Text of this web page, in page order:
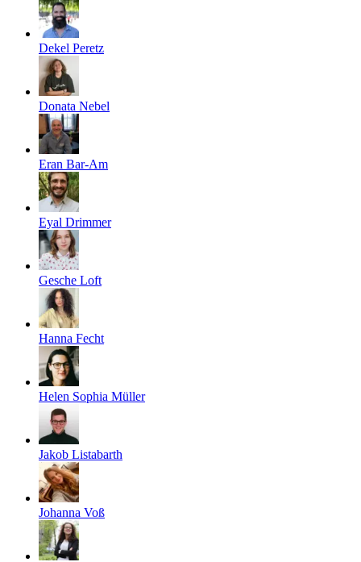
Dekel Peretz
Donata Nebel
Eran Bar-Am
Eyal Drimmer
Gesche Loft
Hanna Fecht
Helen Sophia Müller
Jakob Listabarth
Johanna Voß